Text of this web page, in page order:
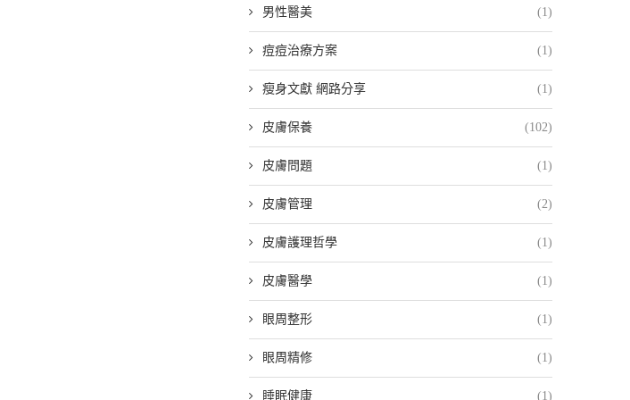
男性醫美 (1)
痘痘治療方案 (1)
瘦身文獻 網路分享 (1)
皮膚保養 (102)
皮膚問題 (1)
皮膚管理 (2)
皮膚護理哲學 (1)
皮膚醫學 (1)
眼周整形 (1)
眼周精修 (1)
睡眠健康 (1)